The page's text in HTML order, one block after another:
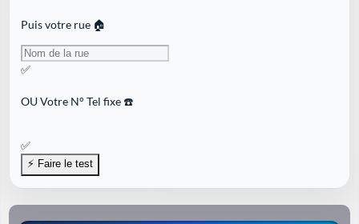
Puis votre rue 🏠
✅
OUVotre N° Tel fixe ☎️
✅